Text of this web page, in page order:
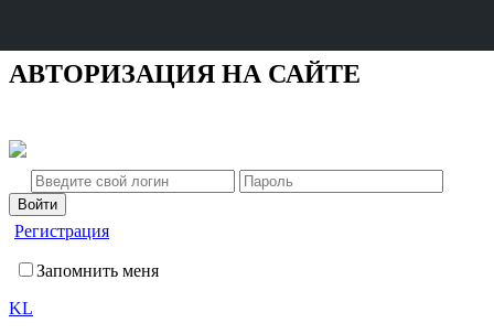
АВТОРИЗАЦИЯ НА САЙТЕ
Регистрация
Запомнить меня
KL